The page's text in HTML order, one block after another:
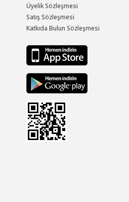
Üyelik Sözleşmesi
Satış Sözleşmesi
Katkıda Bulun Sözleşmesi